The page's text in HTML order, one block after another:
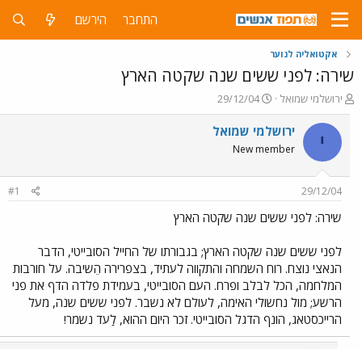
התחבר הירשם
אקטואליה לנוער
שירה: לפני ששים שנה שקטה הארץ
פ
ו
ת
ח
ה
ש
א
ירושלמי שמואל
פ
ו
ר
ם
ר
29/12/04
י ירושלמי שמואל
New member
29/12/04
#1
שירה: לפני ששים שנה שקטה הארץ
לפני ששים שנה שקטה הארץ; בגבורתו של החייל הסובייטי, הדבר
הנאצי נוצח. רוח השמחה והתקווה לעתיד, בצפרירה הֵשיבה. על חורבות
המלחמה, הכל לבלב ופרח. העם הסובייטי, בעמידת פלדה הדף את פני
הרשע; מול נחשולי האימה, לעולם לא נשבר. לפני ששים שנה, מעל
הרייכסטאג, הונף הדגל הסובייטי. זכר היום ההוא, לַעד נשמר!